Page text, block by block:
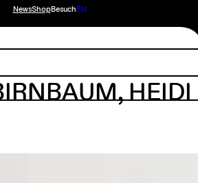
NewsShopBesuchEN
HEIDI